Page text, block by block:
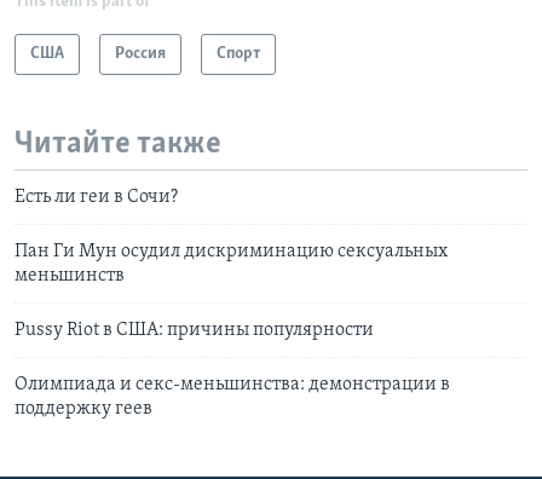
США Россия Спорт
Читайте также
Есть ли геи в Сочи?
Пан Ги Мун осудил дискриминацию сексуальных
меньшинств
Pussy Riot в США: причины популярности
Олимпиада и секс-меньшинства: демонстрации в
поддержку геев